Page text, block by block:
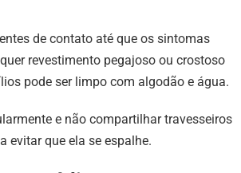
de contato até que os sintomas
revestimento pegajoso ou crostoso
pode ser limpo com algodão e água.
e não compartilhar travesseiros
evitar que ela se espalhe.